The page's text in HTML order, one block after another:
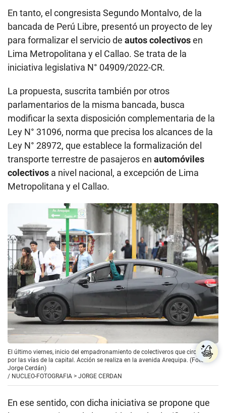
En tanto, el congresista Segundo Montalvo, de la
bancada de Perú Libre, presentó un proyecto de ley
para formalizar el servicio de autos colectivosen
Lima Metropolitana y el Callao. Se trata de la
iniciativa legislativa N° 04909/2022-CR.
La propuesta, suscrita también por otros
parlamentarios de la misma bancada, busca
modificar la sexta disposición complementaria de la
Ley N° 31096, norma que precisa los alcances de la
Ley N° 28972, que establece la formalización del
transporte terrestre de pasajeros en automóviles
colectivos a nivel nacional, a excepción de Lima
Metropolitana y el Callao.
El último viernes, inicio del empadronamiento de colectiveros que circulan
por las vías de la capital. Acción se realiza en la avenida Arequipa. (Foto:
Jorge Cerdán)
/ NUCLEO-FOTOGRAFIA > JORGE CERDAN
En ese sentido, con dicha iniciativa se propone que